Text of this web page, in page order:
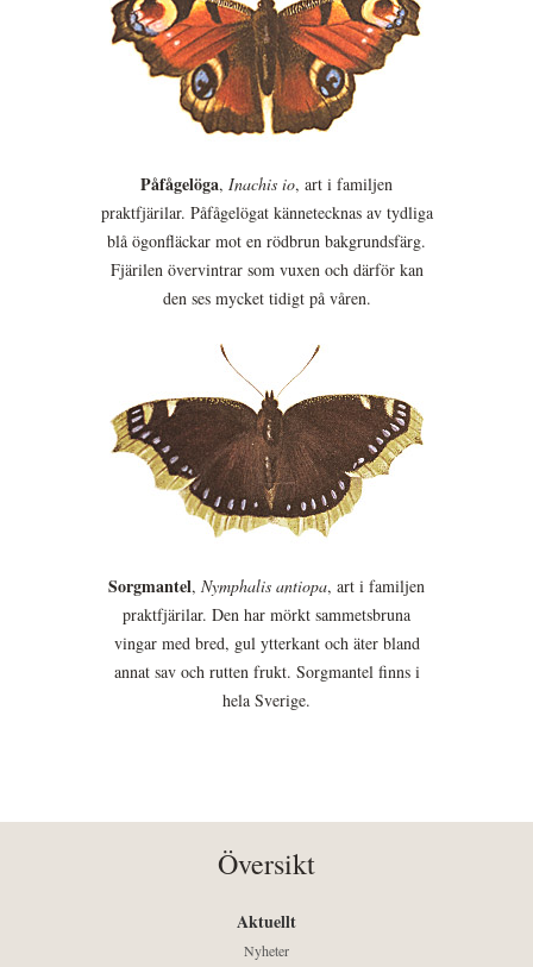
Påfågelöga, Inachis io, art i familjen
praktfjärilar. Påfågelögat kännetecknas av tydliga
blå ögonfläckar mot en rödbrun bakgrundsfärg.
Fjärilen övervintrar som vuxen och därför kan
den ses mycket tidigt på våren.
Sorgmantel, Nymphalis antiopa, art i familjen
praktfjärilar. Den har mörkt sammetsbruna
vingar med bred, gul ytterkant och äter bland
annat sav och rutten frukt. Sorgmantel finns i
hela Sverige.
Översikt
Aktuellt
Nyheter